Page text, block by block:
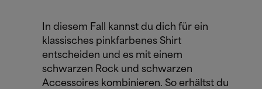
In diesem Fall kannst du dich für ein
klassisches pinkfarbenes Shirt
entscheiden und es mit einem
schwarzen Rock und schwarzen
Accessoires kombinieren. So erhältst du